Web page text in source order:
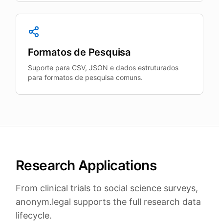
Formatos de Pesquisa
Suporte para CSV, JSON e dados estruturados
para formatos de pesquisa comuns.
Research Applications
From clinical trials to social science surveys,
anonym.legal supports the full research data
lifecycle.